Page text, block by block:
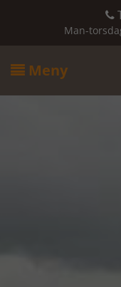

Man-
 Meny